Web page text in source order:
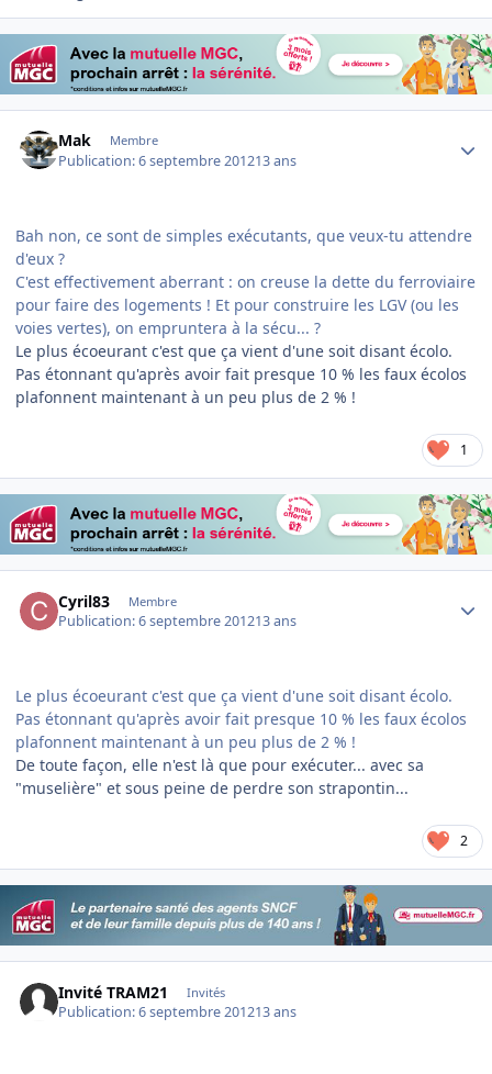
Mak Membre
Publication:6 septembre 201213 ans
Bah non, ce sont de simples exécutants, que veux-tu attendre
d'eux ?
C'est effectivement aberrant : on creuse la dette du ferroviaire
pour faire des logements ! Et pour construire les LGV (ou les
voies vertes), on empruntera à la sécu... ?
Le plus écoeurant c'est que ça vient d'une soit disant écolo.
Pas étonnant qu'après avoir fait presque 10 % les faux écolos
plafonnent maintenant à un peu plus de 2 % !
1
Cyril83 Membre
Publication:6 septembre 201213 ans
Le plus écoeurant c'est que ça vient d'une soit disant écolo.
Pas étonnant qu'après avoir fait presque 10 % les faux écolos
plafonnent maintenant à un peu plus de 2 % !
De toute façon, elle n'est là que pour exécuter... avec sa
"muselière" et sous peine de perdre son strapontin...
2
Invité TRAM21 Invités
Publication:6 septembre 201213 ans